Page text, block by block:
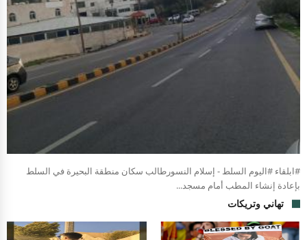
#ابلقاء #اليوم السلط - إسلام النسورطالب سكان منطقة البحيرة في السلط
بإعادة إنشاء المطب أمام مسجد...
تهاني وتريكات